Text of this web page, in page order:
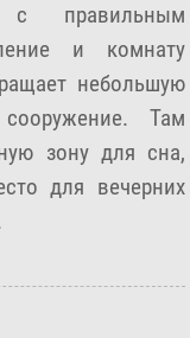
правильным
и комнату
небольшую
Там
зону для сна,
для вечерних